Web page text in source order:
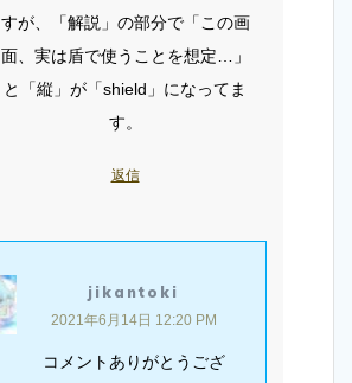
すが、「解説」の部分で「この画
面、実は盾で使うことを想定…」
と「縦」が「shield」になってま
す。
返信
jikantoki
2021年6月14日 12:20 PM
コメントありがとうござ